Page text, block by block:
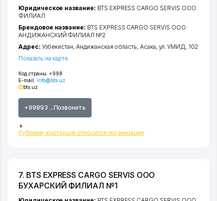
Код страны: +998
E-mail: info@bts.uz
bts.uz
+99893 ...Позвонить
Рубрики, к которым относится организация
Юридическое название: BTS EXPRESS CARGO SERVIS ООО
ФИЛИАЛ
Брендовое название: BTS EXPRESS CARGO SERVIS ООО
АНДИЖАНСКИЙ ФИЛИАЛ №2
Адрес: Узбекистан,Андижанская область,Асака, ул. УМИД, 102
Показать на карте
7. BTS EXPRESS CARGO SERVIS ООО
БУХАРСКИЙ ФИЛИАЛ №1